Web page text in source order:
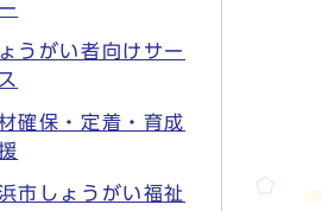
うがい者向けサー
確保・定着・育成
市しょうがい福祉